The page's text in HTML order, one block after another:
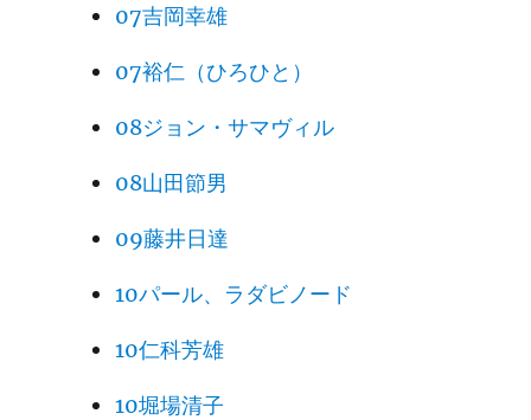
07吉岡幸雄
07裕仁（ひろひと）
08ジョン・サマヴィル
08山田節男
09藤井日達
10パール、ラダビノード
10仁科芳雄
10堀場清子